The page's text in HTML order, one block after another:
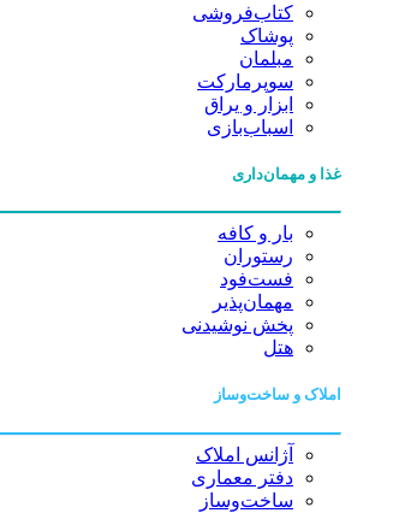
کتاب‌فروشی
پوشاک
مبلمان
سوپرمارکت
ابزار و یراق
اسباب‌بازی
غذا و مهمان‌داری
بار و کافه
رستوران
فست‌فود
مهمان‌پذیر
پخش نوشیدنی
هتل
املاک و ساخت‌وساز
آژانس املاک
دفتر معماری
ساخت‌وساز